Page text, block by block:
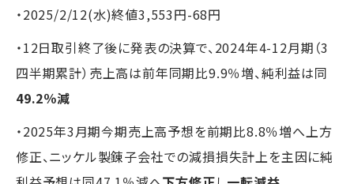
・2025/2/12(水)終値3,553円-68円
・12日取引終了後に発表の決算で、2024年4-12月期（3
四半期累計）売上高は前年同期比9.9％増、純利益は同
49.2％減
・2025年3月期今期売上高予想を前期比8.8％増へ上方
修正、ニッケル製錬子会社での減損損失計上を主因に純